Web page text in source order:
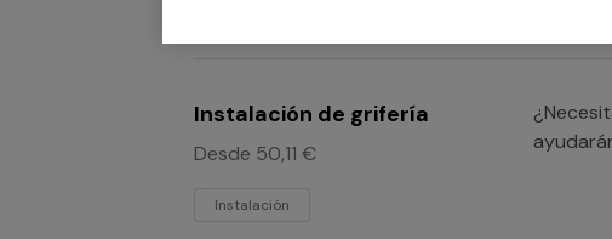
Instalación de grifería
Desde 50,11 €
Instalación